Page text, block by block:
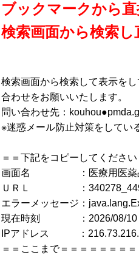
ブックマークから
検索画面から検索し
検索画面から検索して表示を
合わせをお願いいたします。
問い合わせ先：
※迷惑メール防止対策をしてい
＝＝下記をコピーしてください
画面名 ：医療用医薬品
ＵＲＬ ：
エラーメッセージ：
現在時刻 ：2026/08/10
IPアドレス ：
＝＝ここまで＝＝＝＝＝＝＝＝